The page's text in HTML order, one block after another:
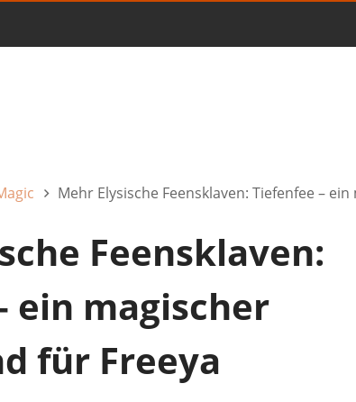
Mehr Elysische Feensklaven: Tiefenfee –
Feensklaven:
ein magischer
für Freeya